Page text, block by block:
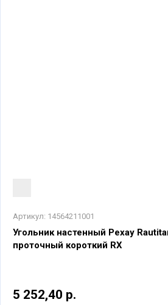
Артикул: 14564211001
Угольник настенный Рехау
проточный короткий RX
5 252,40 р.